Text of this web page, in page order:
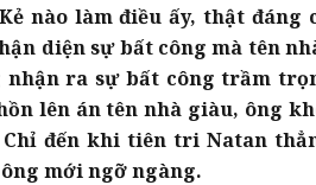
nào làm điều ấy, thật
diện sự bất công mà tên
nhận ra sự bất công trầm
lên án tên nhà giàu, ông
đến khi tiên tri Natan
ông mới ngỡ ngàng.